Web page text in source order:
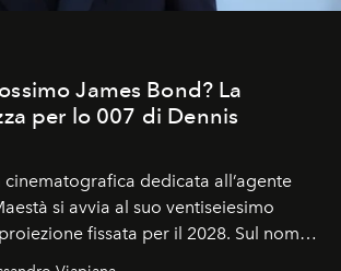
James Bond? La
per lo 007 di Dennis
cinematografica dedicata all’agente
si avvia al suo ventiseiesimo
fissata per il 2028. Sul nome